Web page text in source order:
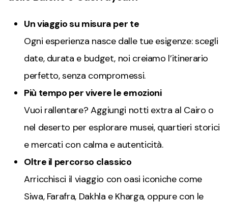
Un viaggio su misura per te
Ogni esperienza nasce dalle tue esigenze: scegli
date, durata e budget, noi creiamo l’itinerario
perfetto, senza compromessi.
Più tempo per vivere le emozioni
Vuoi rallentare? Aggiungi notti extra al Cairo o
nel deserto per esplorare musei, quartieri storici
e mercati con calma e autenticità.
Oltre il percorso classico
Arricchisci il viaggio con oasi iconiche come
Siwa, Farafra, Dakhla e Kharga, oppure con le